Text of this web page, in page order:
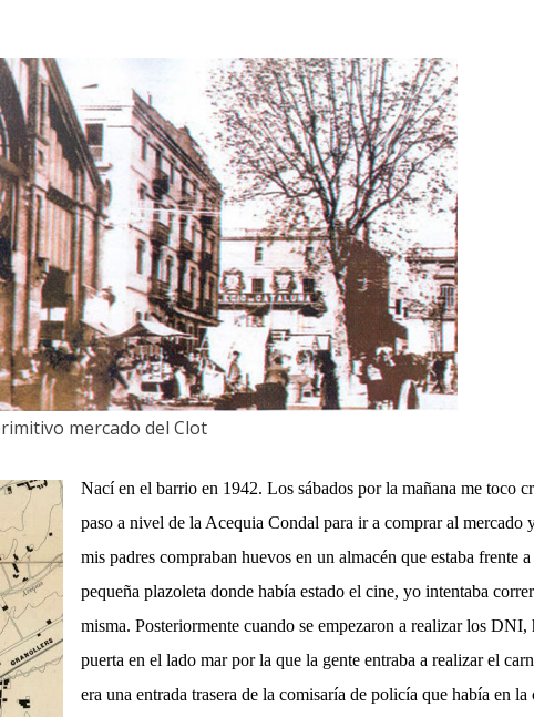
mercado del Clot
Nací en el barrio en 1942. Los sábados por la mañana me toco
paso a nivel de la Acequia Condal para ir a comprar al mercado
mis padres compraban huevos en un almacén que estaba frente a
pequeña plazoleta donde había estado el cine, yo intentaba
misma. Posteriormente cuando se empezaron a realizar los DNI,
puerta en el lado mar por la que la gente entraba a realizar el
era una entrada trasera de la comisaría de policía que había en la